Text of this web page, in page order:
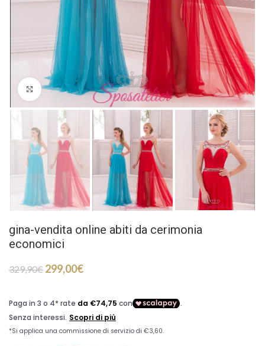
Click to enlarge
gina-vendita online abiti da cerimonia
economici
329,90€ 299,00€